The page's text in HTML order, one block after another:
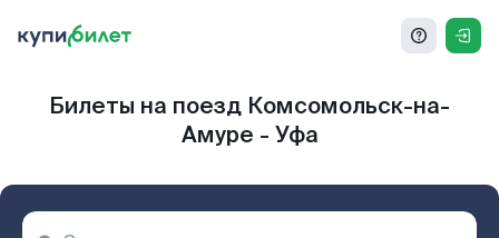
Билеты на поезд Комсомольск-на-
Амуре - Уфа